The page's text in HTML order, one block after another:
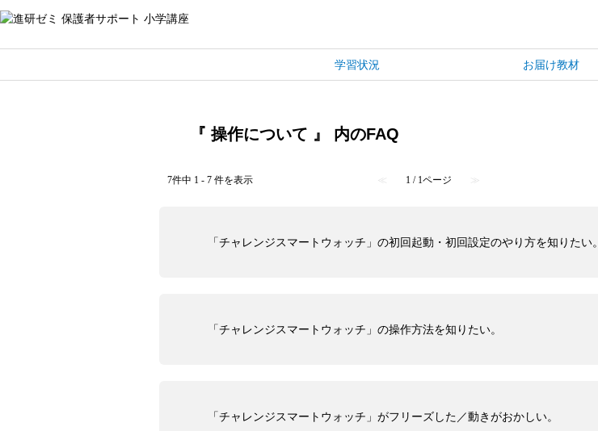
学習状況 お届け教材
『 操作について 』 内のFAQ
7件中 1 - 7 件を表示 ≪ 1 / 1ページ ≫
「チャレンジスマートウォッチ」の初回起動・初回設定のやり方を知りたい。
「チャレンジスマートウォッチ」の操作方法を知りたい。
「チャレンジスマートウォッチ」がフリーズした／動きがおかしい。